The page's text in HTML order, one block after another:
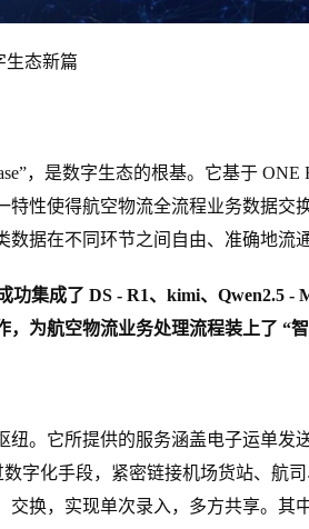
生态新篇
，是数字生态的根基。它基于
性使得航空物流全流程业务数据交
据在不同环节之间自由、准确地流
集成了 DS - R1、kimi、Qwen2.5 -
为航空物流业务处理流程装上了 “智
。它所提供的服务涵盖电子运单发
字化手段，紧密链接机场货站、航
交换，实现单次录入，多方共享。其